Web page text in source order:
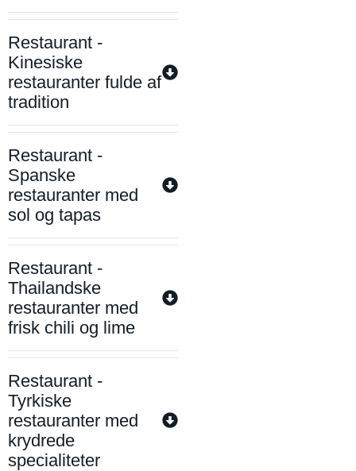
Restaurant -
Kinesiske
restauranter fulde af
tradition
Restaurant -
Spanske
restauranter med
sol og tapas
Restaurant -
Thailandske
restauranter med
frisk chili og lime
Restaurant -
Tyrkiske
restauranter med
krydrede
specialiteter